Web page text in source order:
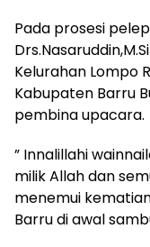
Pada prosesi
Kelurahan Lompo
Kabupaten Barru
pembina upacara.
” Innalillahi
milik Allah dan
menemui
Barru di awal